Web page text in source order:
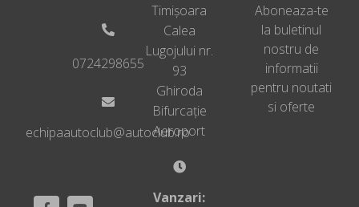
0724298655
echipaautoclub@autoclub.ro
Timișoara
Calea
Lugojului nr.
93
Ghiroda
Bifurcație
Aeroport
Vanzari:
Aboneaza-te
la buletinul
nostru de
informatii
pentru noutati
si oferte